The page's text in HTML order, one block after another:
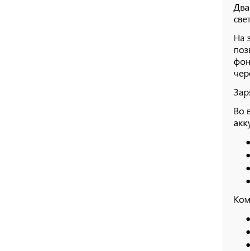
На
Во